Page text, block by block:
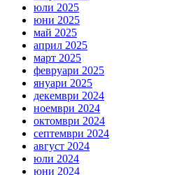
юли 2025
юни 2025
май 2025
април 2025
март 2025
февруари 2025
януари 2025
декември 2024
ноември 2024
октомври 2024
септември 2024
август 2024
юли 2024
юни 2024